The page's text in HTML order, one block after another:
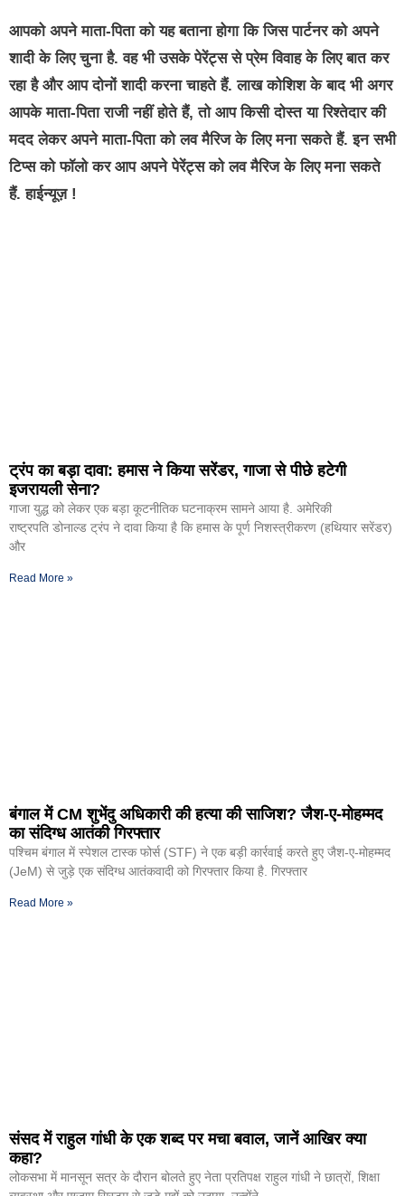
आपको अपने माता-पिता को यह बताना होगा कि जिस पार्टनर को अपने
शादी के लिए चुना है. वह भी उसके पेरेंट्स से प्रेम विवाह के लिए बात कर
रहा है और आप दोनों शादी करना चाहते हैं. लाख कोशिश के बाद भी अगर
आपके माता-पिता राजी नहीं होते हैं, तो आप किसी दोस्त या रिश्तेदार की
मदद लेकर अपने माता-पिता को लव मैरिज के लिए मना सकते हैं. इन सभी
टिप्स को फॉलो कर आप अपने पेरेंट्स को लव मैरिज के लिए मना सकते
हैं. हाईन्यूज़ !
ट्रंप का बड़ा दावा: हमास ने किया सरेंडर, गाजा से पीछे हटेगी
इजरायली सेना?
गाजा युद्ध को लेकर एक बड़ा कूटनीतिक घटनाक्रम सामने आया है. अमेरिकी
राष्ट्रपति डोनाल्ड ट्रंप ने दावा किया है कि हमास के पूर्ण निशस्त्रीकरण (हथियार सरेंडर)
और
Read More »
बंगाल में CM शुभेंदु अधिकारी की हत्या की साजिश? जैश-ए-मोहम्मद
का संदिग्ध आतंकी गिरफ्तार
पश्चिम बंगाल में स्पेशल टास्क फोर्स (STF) ने एक बड़ी कार्रवाई करते हुए जैश-ए-मोहम्मद
(JeM) से जुड़े एक संदिग्ध आतंकवादी को गिरफ्तार किया है. गिरफ्तार
Read More »
संसद में राहुल गांधी के एक शब्द पर मचा बवाल, जानें आखिर क्या
कहा?
लोकसभा में मानसून सत्र के दौरान बोलते हुए नेता प्रतिपक्ष राहुल गांधी ने छात्रों, शिक्षा